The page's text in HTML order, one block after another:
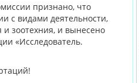
признано, что
с видами деятельности,
зоотехния, и вынесено
«Исследователь.